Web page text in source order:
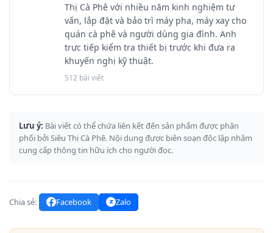
Thị Cà Phê với nhiều năm kinh nghiệm tư
vấn, lắp đặt và bảo trì máy pha, máy xay cho
quán cà phê và người dùng gia đình. Anh
trực tiếp kiểm tra thiết bị trước khi đưa ra
khuyến nghị kỹ thuật.
512 bài viết
Lưu ý: Bài viết có thể chứa liên kết đến sản phẩm được phân
phối bởi Siêu Thị Cà Phê. Nội dung được biên soạn độc lập nhằm
cung cấp thông tin hữu ích cho người đọc.
Chia sẻ: Facebook Zalo